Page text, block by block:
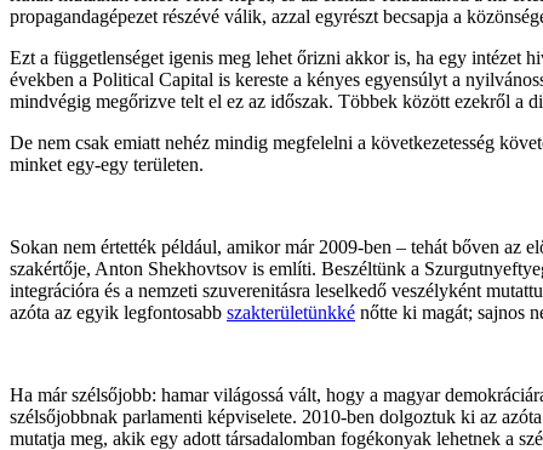
propagandagépezet részévé válik, azzal egyrészt becsapja a
Ezt a függetlenséget igenis meg lehet őrizni akkor is, ha egy intézet
években a Political Capital is kereste a kényes egyensúlyt a
mindvégig megőrizve telt el ez az időszak. Többek között ezekről a
De nem csak emiatt nehéz mindig megfelelni a következetesség
minket egy-egy területen.
Sokan nem értették például, amikor már 2009-ben – tehát bőven az
szakértője, Anton Shekhovtsov is említi. Beszéltünk a
integrációra és a nemzeti szuverenitásra leselkedő veszélyként
azóta az egyik legfontosabb szakterületünkké nőtte ki magát; sajnos
Ha már szélsőjobb: hamar világossá vált, hogy a magyar
szélsőjobbnak parlamenti képviselete. 2010-ben dolgoztuk ki az
mutatja meg, akik egy adott társadalomban fogékonyak lehetnek a